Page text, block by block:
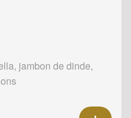
jambon de dinde,